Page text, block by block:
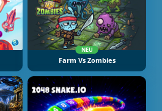
NEU
Farm Vs Zombies